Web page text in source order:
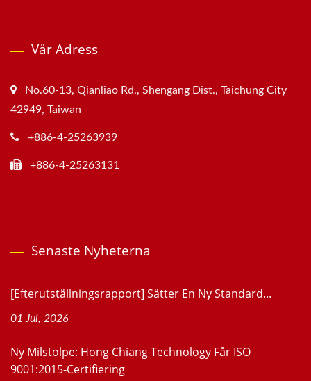
Vår Adress
No.60-13, Qianliao Rd., Shengang Dist., Taichung City
42949, Taiwan
+886-4-25263939
+886-4-25263131
Senaste Nyheterna
[Efterutställningsrapport] Sätter En Ny Standard...
01 Jul, 2026
Ny Milstolpe: Hong Chiang Technology Får ISO
9001:2015-Certifiering